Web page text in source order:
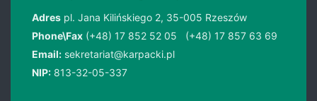
Adres pl. Jana Kilińskiego 2, 35-005 Rzeszów
Phone\Fax (+48) 17 852 52 05
(+48) 17 857 63 69
Email: sekretariat@karpacki.pl
NIP: 813-32-05-337